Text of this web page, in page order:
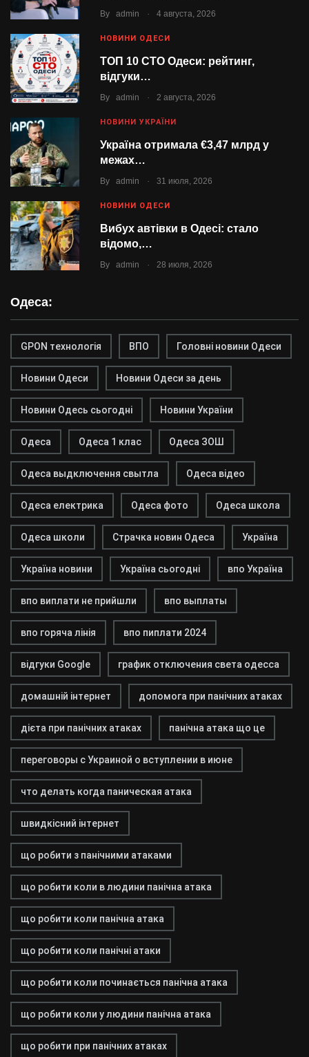
By admin . 4 августа, 2026
НОВИНИ ОДЕСИ
ТОП 10 СТО Одеси: рейтинг,
відгуки…
By admin . 2 августа, 2026
НОВИНИ УКРАЇНИ
Україна отримала €3,47 млрд у
межах…
By admin . 31 июля, 2026
НОВИНИ ОДЕСИ
Вибух автівки в Одесі: стало
відомо,…
By admin . 28 июля, 2026
Одеса:
GPON технологія ВПО Головні новини Одеси
Новини Одеси Новини Одеси за день
Новини Одесь сьогодні Новини України
Одеса Одеса 1 клас Одеса ЗОШ
Одеса выдключення свытла Одеса відео
Одеса електрика Одеса фото Одеса школа
Одеса школи Страчка новин Одеса Україна
Україна новини Україна сьогодні впо Україна
впо виплати не прийшли впо выплаты
впо горяча лінія впо пиплати 2024
відгуки Google график отключения света одесса
домашній інтернет допомога при панічних атаках
дієта при панічних атаках панічна атака що це
переговоры с Украиной о вступлении в июне
что делать когда паническая атака
швидкісний інтернет
що робити з панічними атаками
що робити коли в людини панічна атака
що робити коли панічна атака
що робити коли панічні атаки
що робити коли починається панічна атака
що робити коли у людини панічна атака
що робити при панічних атаках